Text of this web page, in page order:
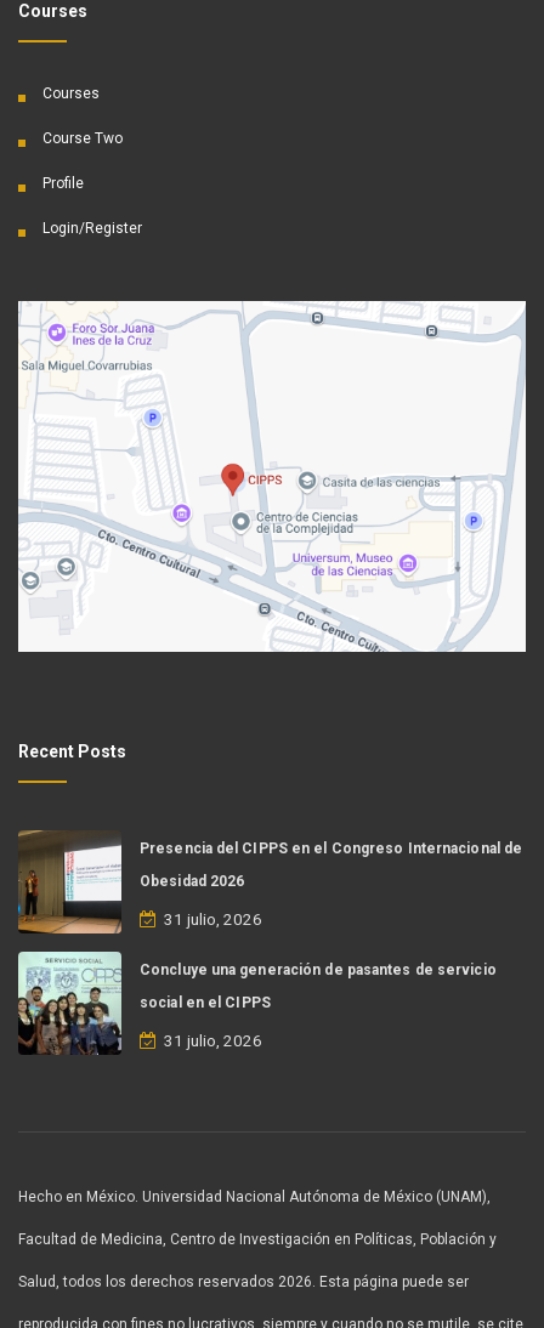
Courses
Courses
Course Two
Profile
Login/Register
Recent Posts
Presencia del CIPPS en el Congreso Internacional de
Obesidad 2026
31 julio, 2026
Concluye una generación de pasantes de servicio
social en el CIPPS
31 julio, 2026
Hecho en México. Universidad Nacional Autónoma de México (UNAM),
Facultad de Medicina, Centro de Investigación en Políticas, Población y
Salud, todos los derechos reservados 2026. Esta página puede ser